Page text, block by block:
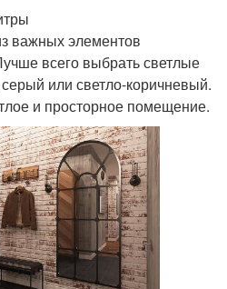
важных элементов
всего выбрать светлые
или светло-коричневый.
и просторное помещение.